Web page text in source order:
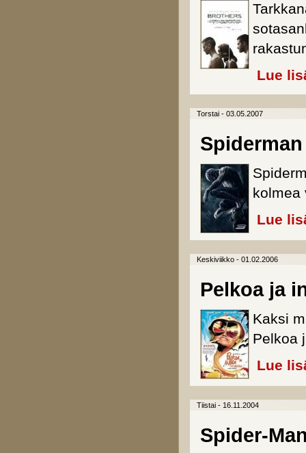
Lue
Torstai - 03.05.2007
Spiderman
kolmea
Lue
Keskiviikko - 01.02.2006
Pelkoa ja
Kaksi
Pelkoa
Lue
Tiistai - 16.11.2004
Spider-